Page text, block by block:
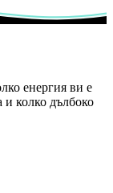
енергия ви е
и колко дълбоко